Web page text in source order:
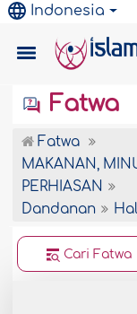
Indonesia
Fatwa
Fatwa
MAKANAN,
PERHIASAN
Dandanan
Cari Fatwa